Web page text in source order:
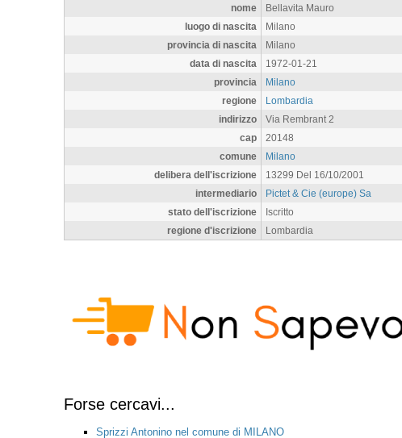
nome
Bellavita Mauro
luogo di nascita
Milano
provincia di nascita
Milano
data di nascita
1972-01-21
provincia
Milano
regione
Lombardia
indirizzo
Via Rembrant 2
cap
20148
comune
Milano
delibera dell'iscrizione
13299 Del 16/10/2001
intermediario
Pictet & Cie (europe) Sa
stato dell'iscrizione
Iscritto
regione d'iscrizione
Lombardia
Forse cercavi...
Sprizzi Antonino nel comune di MILANO